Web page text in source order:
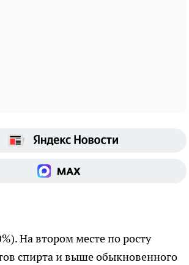
На втором месте по росту
спиpта и выше обыкновенного